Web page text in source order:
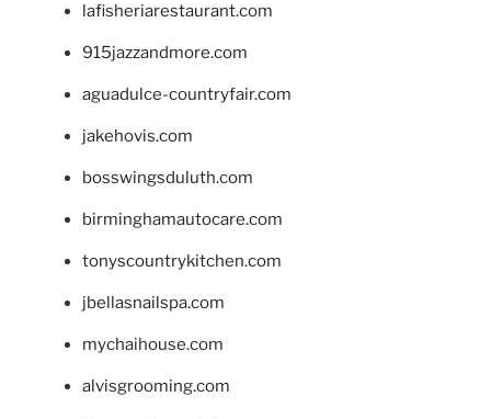
lafisheriarestaurant.com
915jazzandmore.com
aguadulce-countryfair.com
jakehovis.com
bosswingsduluth.com
birminghamautocare.com
tonyscountrykitchen.com
jbellasnailspa.com
mychaihouse.com
alvisgrooming.com